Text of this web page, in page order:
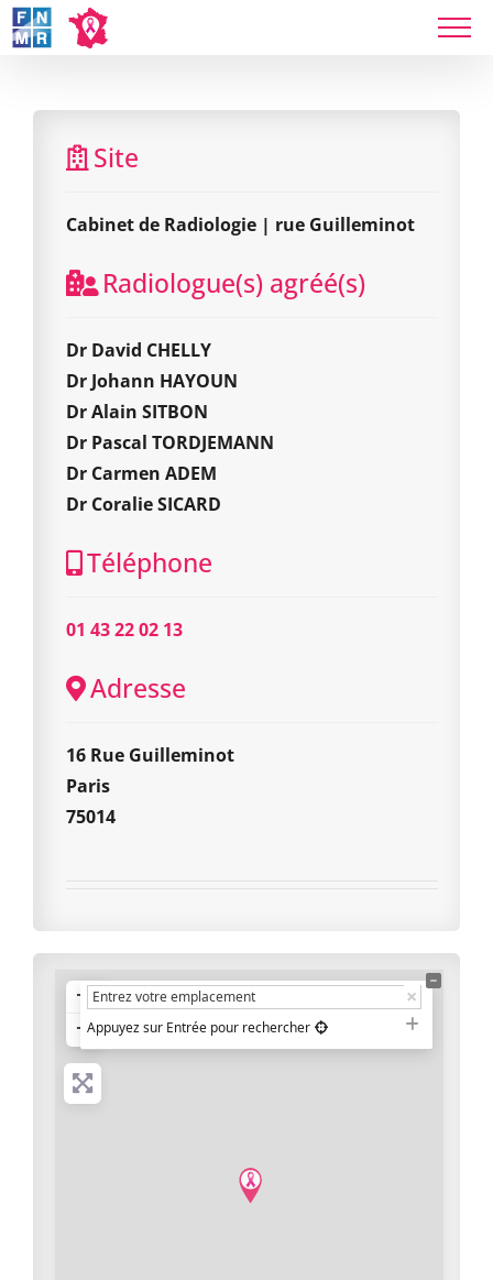
Skip
to
Site
Cabinet de Radiologie | rue Guilleminot
Radiologue(s) agréé(s)
Dr David CHELLY
Dr Johann HAYOUN
Dr Alain SITBON
Dr Pascal TORDJEMANN
Dr Carmen ADEM
Dr Coralie SICARD
Téléphone
01 43 22 02 13
Adresse
16 Rue Guilleminot
Paris
75014
+
−Appuyez sur Entrée pour rechercher